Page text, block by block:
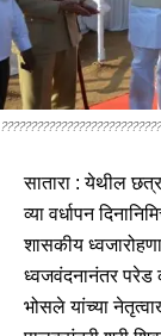
सातारा : येथील
व्या वर्धापन
शासकीय
ध्वजवंदनानंतर परेड
भोसले यांच्या